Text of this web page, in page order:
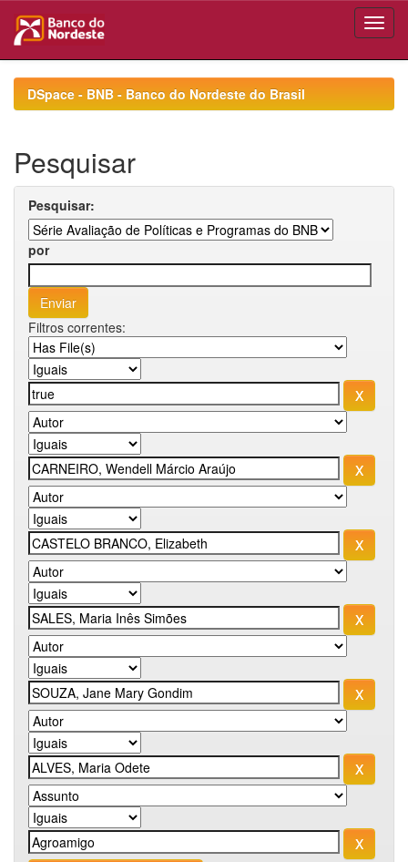
navigationDSpace - BNB - Banco do Nordeste do Brasil
Pesquisar
Pesquisar:
por
Filtros correntes: